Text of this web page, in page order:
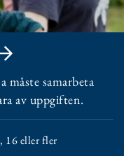
måste samarbeta
av uppgiften.
, 16 eller fler